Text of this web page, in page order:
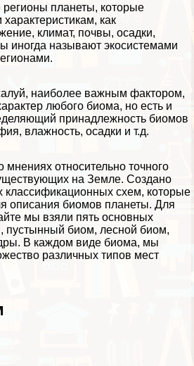
планеты, которые
как
климат, почвы, осадки,
иногда называют экосистемами
наиболее важным фактором,
любого биома, но есть и
принадлежность биомов
влажность, осадки и т.д.
относительно точного
на Земле. Создано
классификационных схем, которые
описания биомов планеты. Для
мы взяли пять основных
пустынный биом, лесной биом,
В каждом виде биома, мы
различных типов мест